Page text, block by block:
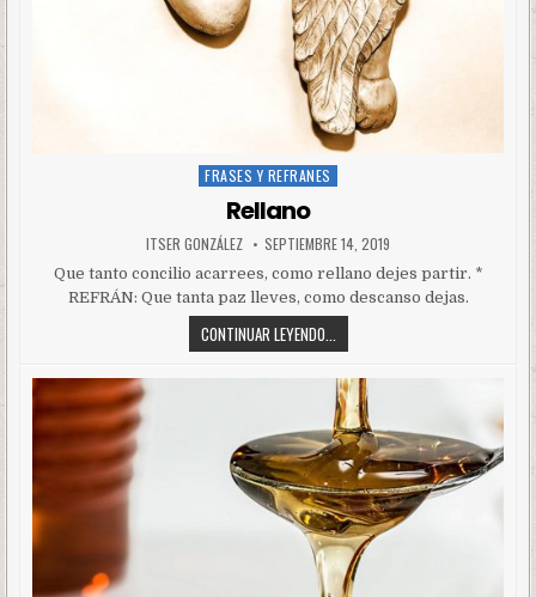
Posted
FRASES Y REFRANES
Rellano
ITSER GONZÁLEZ SEPTIEMBRE 14, 2019
Que tanto concilio acarrees, como rellano dejes partir. *
REFRÁN: Que tanta paz lleves, como descanso dejas.
CONTINUAR LEYENDO...